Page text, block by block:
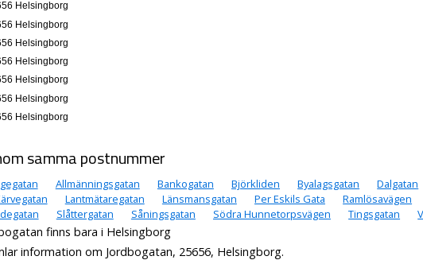
Helsingborg
Helsingborg
Helsingborg
Helsingborg
Helsingborg
Helsingborg
Helsingborg
samma postnummer
Allmänningsgatan Bankogatan Björkliden Byalagsgatan Dalgatan
Lantmätaregatan Länsmansgatan Per Eskils Gata Ramlösavägen
Slåttergatan Såningsgatan Södra Hunnetorpsvägen Tingsgatan
finns bara i Helsingborg
information om Jordbogatan, 25656, Helsingborg.